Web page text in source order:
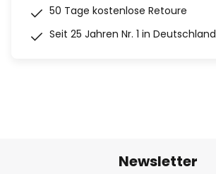
50 Tage kostenlose Retoure
Seit 25 Jahren Nr. 1 in Deutschland
Newsletter